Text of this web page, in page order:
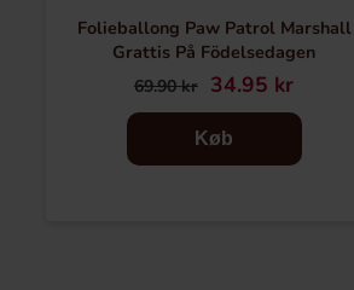
Folieballong Paw Patrol Marshall
Grattis På Födelsedagen
69.90 kr 34.95 kr
Køb